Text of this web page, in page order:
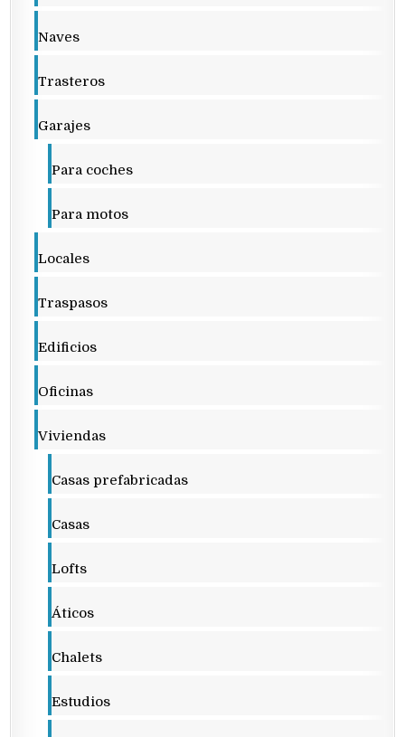
Naves
Trasteros
Garajes
Para coches
Para motos
Locales
Traspasos
Edificios
Oficinas
Viviendas
Casas prefabricadas
Casas
Lofts
Áticos
Chalets
Estudios